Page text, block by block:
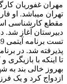
تهران میباشد. او
مقطع کارشناسی
تا اینکه با
ازدواج کرد و یک